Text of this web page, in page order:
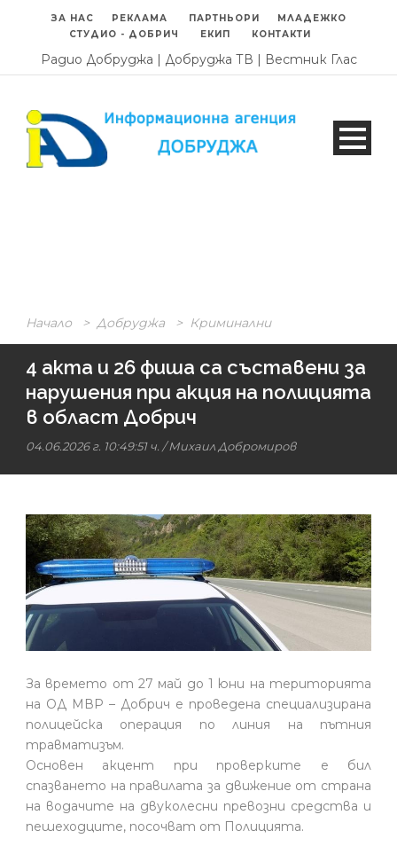
ЗА НАС РЕКЛАМА ПАРТНЬОРИ
МЛАДЕЖКО
СТУДИО - ДОБРИЧ
ЕКИП КОНТАКТИ
Радио Добруджа | Добруджа ТВ | Вестник Глас
Начало > Добруджа > Криминални
4 акта и 26 фиша са съставени за
нарушения при акция на полицията
в област Добрич
04.06.2026 г. 10:49:51 ч. /Михаил Добромиров
За времето от 27 май до 1 юни на територията
на ОД МВР – Добрич е проведена специализирана
полицейска операция по линия на пътния
травматизъм.
Основен акцент при проверките е бил
спазването на правилата за движение от страна
на водачите на двуколесни превозни средства и
пешеходците, посочват от Полицията.